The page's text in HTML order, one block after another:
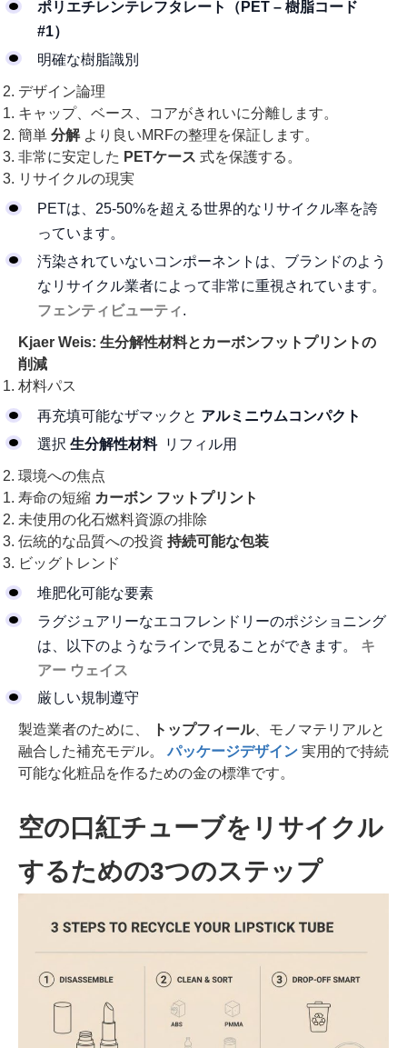
ポリエチレンテレフタレート（PET – 樹脂コード
#1）
明確な樹脂識別
デザイン論理
キャップ、ベース、コアがきれいに分離します。
簡単 分解より良いMRFの整理を保証します。
非常に安定した PETケース 式を保護する。
リサイクルの現実
PETは、25-50%を超える世界的なリサイクル率を誇
っています。
汚染されていないコンポーネントは、ブランドのよう
なリサイクル業者によって非常に重視されています。
フェンティビューティ.
Kjaer Weis: 生分解性材料とカーボンフットプリントの
削減
材料パス
再充填可能なザマックと アルミニウムコンパクト
選択 生分解性材料 リフィル用
環境への焦点
寿命の短縮 カーボン フットプリント
未使用の化石燃料資源の排除
伝統的な品質への投資 持続可能な包装
ビッグトレンド
堆肥化可能な要素
ラグジュアリーなエコフレンドリーのポジショニング
は、以下のようなラインで見ることができます。 キ
アー ウェイス
厳しい規制遵守
製造業者のために、 トップフィール、モノマテリアルと
融合した補充モデル。パッケージデザイン 実用的で持続
可能な化粧品を作るための金の標準です。
空の口紅チューブをリサイクル
するための3つのステップ